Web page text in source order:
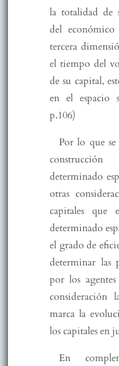
la totalidad de
del
tercera
el tiempo del
de su capital,
en el espacio
p.106)
Por lo que
determinado
otras
capitales
determinado
el grado de
determinar las
por los
consideración
marca la
los capitales en
En